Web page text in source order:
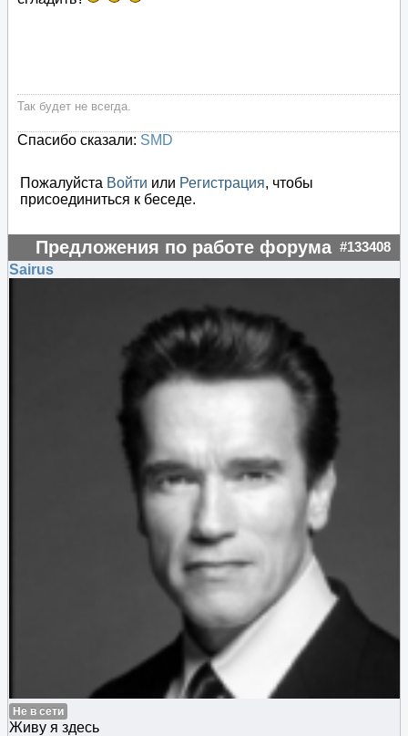
Так будет не всегда.
Спасибо сказали: SMD
Пожалуйста Войти или Регистрация, чтобы
присоединиться к беседе.
Предложения по работе форума #133408
Sairus
Не в сети
Живу я здесь